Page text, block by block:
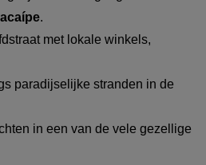
.
met lokale winkels,
paradijselijke stranden in de
in een van de vele gezellige